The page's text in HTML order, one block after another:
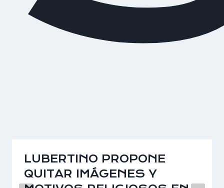
LUBERTINO PROPONE
QUITAR IMÁGENES Y